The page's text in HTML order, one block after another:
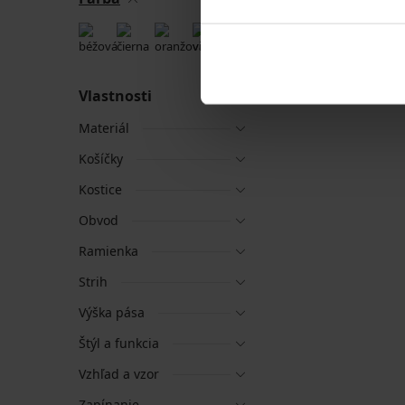
Vlastnosti
Materiál
Košíčky
Kostice
Obvod
Ramienka
Strih
Výška pása
Štýl a funkcia
Vzhľad a vzor